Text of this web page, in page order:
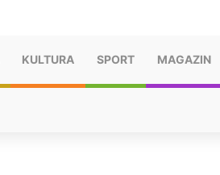
KULTURA SPORT MAGAZIN